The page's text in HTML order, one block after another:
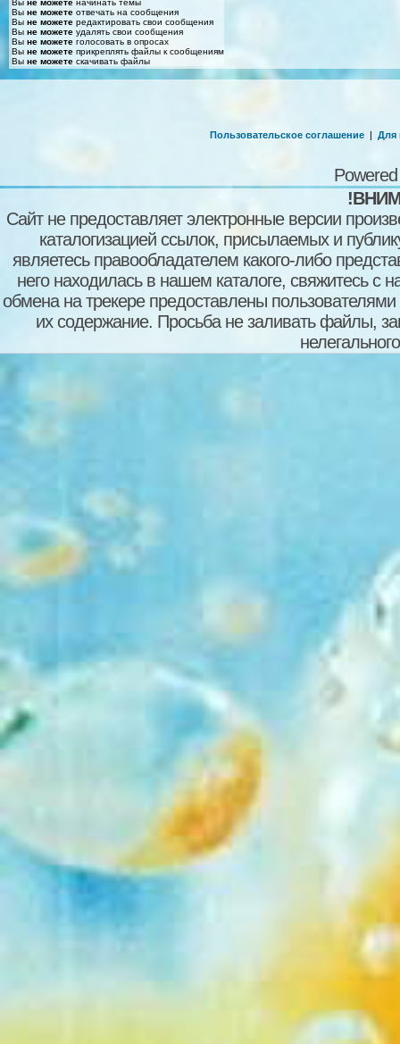
Вы не можете начинать темы
Вы не можете отвечать на сообщения
Вы не можете редактировать свои сообщения
Вы не можете удалять свои сообщения
Вы не можете голосовать в опросах
Вы не можете прикреплять файлы к сообщениям
Вы не можете скачивать файлы
Пользовательское соглашение | Для
Сайт не предоставляет электронные версии
каталогизацией ссылок, присылаемых и
являетесь правообладателем какого-либо
него находилась в нашем каталоге, свяжитесь
обмена на трекере предоставлены пользователями
их содержание. Просьба не заливать файлы,